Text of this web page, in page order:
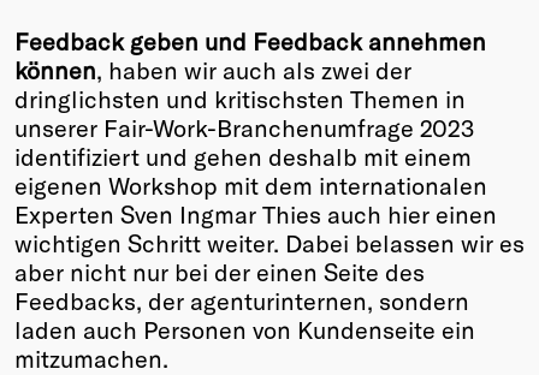
Members
Young Creatives
Friends of Creativity
Winners
2026
Past
Annual
Feedback geben und Feedback annehmen
können, haben wir auch als zwei der
dringlichsten und kritischsten Themen in
unserer Fair-Work-Branchenumfrage 2023
identifiziert und gehen deshalb mit einem
eigenen Workshop mit dem internationalen
Experten Sven Ingmar Thies auch hier einen
wichtigen Schritt weiter. Dabei belassen wir es
aber nicht nur bei der einen Seite des
Feedbacks, der agenturinternen, sondern
laden auch Personen von Kundenseite ein
mitzumachen.